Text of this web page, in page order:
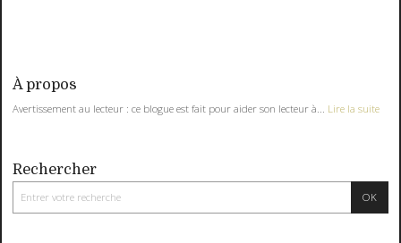
À propos
Avertissement au lecteur : ce blogue est fait pour aider son lecteur à... Lire la suite
Rechercher